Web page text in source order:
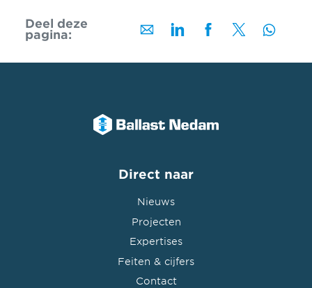
Deel deze
pagina:
Direct naar
Nieuws
Projecten
Expertises
Feiten & cijfers
Contact